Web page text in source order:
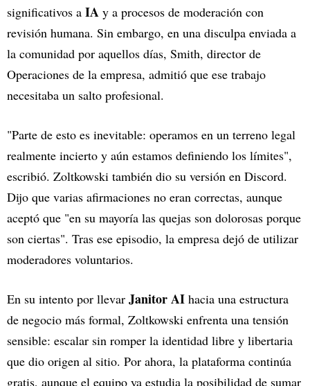
significativos a IA y a procesos de moderación con
revisión humana. Sin embargo, en una disculpa enviada a
la comunidad por aquellos días, Smith, director de
Operaciones de la empresa, admitió que ese trabajo
necesitaba un salto profesional.
"Parte de esto es inevitable: operamos en un terreno legal
realmente incierto y aún estamos definiendo los límites",
escribió. Zoltkowski también dio su versión en Discord.
Dijo que varias afirmaciones no eran correctas, aunque
aceptó que "en su mayoría las quejas son dolorosas porque
son ciertas". Tras ese episodio, la empresa dejó de utilizar
moderadores voluntarios.
En su intento por llevar Janitor AI hacia una estructura
de negocio más formal, Zoltkowski enfrenta una tensión
sensible: escalar sin romper la identidad libre y libertaria
que dio origen al sitio. Por ahora, la plataforma continúa
gratis, aunque el equipo ya estudia la posibilidad de sumar